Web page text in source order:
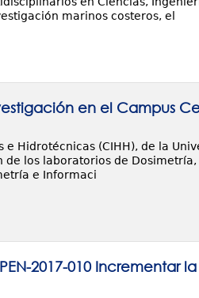
marinos costeros, el
en el Campus
Hidrotécnicas (CIHH), de la
los laboratorios de
e Informaci
2017-010 Incrementar